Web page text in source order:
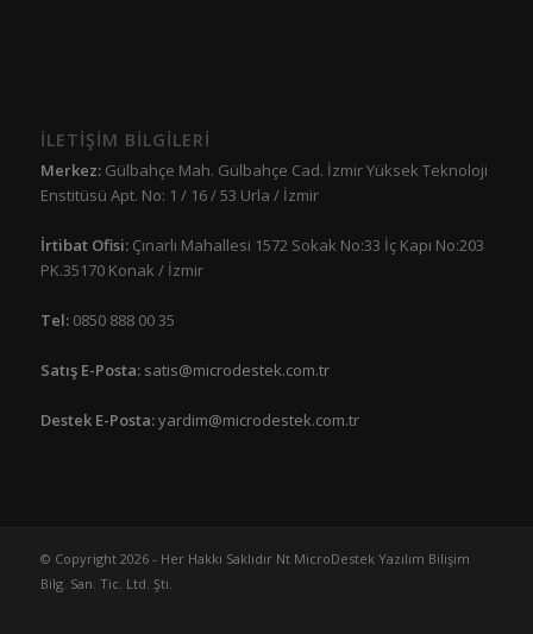
İLETİŞİM BİLGİLERİ
Merkez:Gülbahçe Mah. Gülbahçe Cad. İzmir Yüksek Teknoloji
Enstitüsü Apt. No: 1 / 16 / 53 Urla / İzmir
İrtibat Ofisi: Çınarlı Mahallesi 1572 Sokak No:33 İç Kapı No:203
PK.35170 Konak / İzmir
Tel:0850 888 00 35
Satış E-Posta: satis@microdestek.com.tr
Destek E-Posta:yardim@microdestek.com.tr
© Copyright 2026 - Her Hakkı Saklıdır Nt MicroDestek Yazılım Bilişim
Bilg. San. Tic. Ltd. Şti.